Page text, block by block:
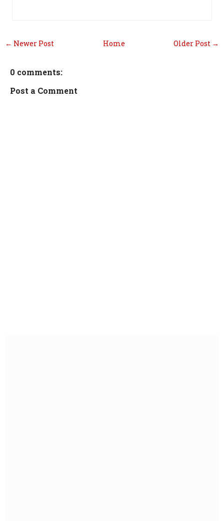
← Newer Post Older Post →
Home
0 comments:
Post a Comment